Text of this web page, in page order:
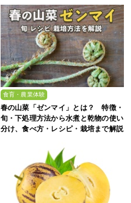
食育・農業体験
春の山菜「ゼンマイ」とは？ 特徴・
旬・下処理方法から水煮と乾物の使い
分け、食べ方・レシピ・栽培まで解説